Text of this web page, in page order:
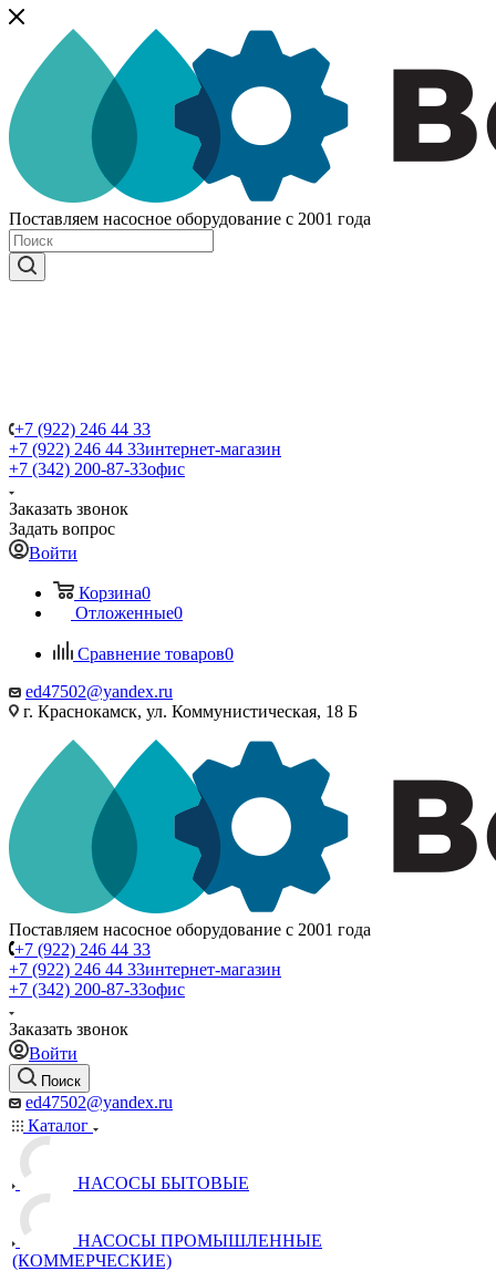
Поставляем насосное оборудование с 2001 года
+7 (922) 246 44 33
+7 (922) 246 44 33интернет-магазин
+7 (342) 200-87-33офис
Заказать звонок
Задать вопрос
Войти
Корзина0
Отложенные0
Сравнение товаров0
ed47502@yandex.ru
г. Краснокамск, ул. Коммунистическая, 18 Б
Поставляем насосное оборудование с 2001 года
+7 (922) 246 44 33
+7 (922) 246 44 33интернет-магазин
+7 (342) 200-87-33офис
Заказать звонок
Войти
Поиск
ed47502@yandex.ru
Каталог
НАСОСЫ БЫТОВЫЕ
НАСОСЫ ПРОМЫШЛЕННЫЕ
(КОММЕРЧЕСКИЕ)